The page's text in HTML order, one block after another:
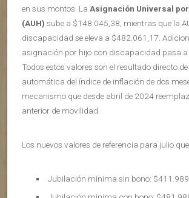
en sus montos. La Asignación Universal
(AUH) sube a $148.045,38, mientras que la
discapacidad se eleva a $482.061,17.
asignación por hijo con discapacidad pasa a
Todos estos valores son el resultado directo
automática del índice de inflación de dos
mecanismo que desde abril de 2024
anterior de movilidad.
Los nuevos valores de referencia para julio
Jubilación mínima sin bono: